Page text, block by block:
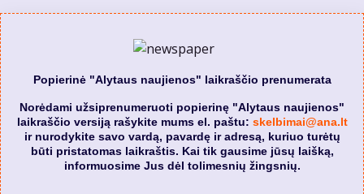
Popierinė "Alytaus naujienos" laikraščio prenumerata
Norėdami užsiprenumeruoti popierinę "Alytaus naujienos"
laikraščio versiją rašykite mums el. paštu: skelbimai@ana.lt
ir nurodykite savo vardą, pavardę ir adresą, kuriuo turėtų
būti pristatomas laikraštis. Kai tik gausime jūsų laišką,
informuosime Jus dėl tolimesnių žingsnių.